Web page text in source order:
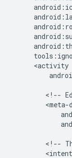
<!--
<!--